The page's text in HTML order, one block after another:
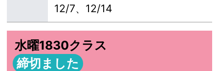
12/7、12/14
水曜1830クラス
締切ました